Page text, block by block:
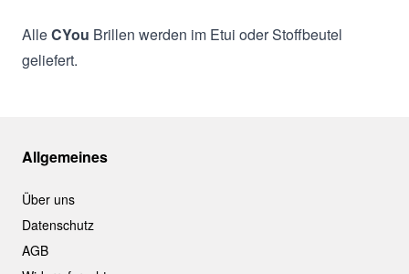
AlleCYou Brillen werden im Etui oder Stoffbeutel
geliefert.
Allgemeines
Über uns
Datenschutz
AGB